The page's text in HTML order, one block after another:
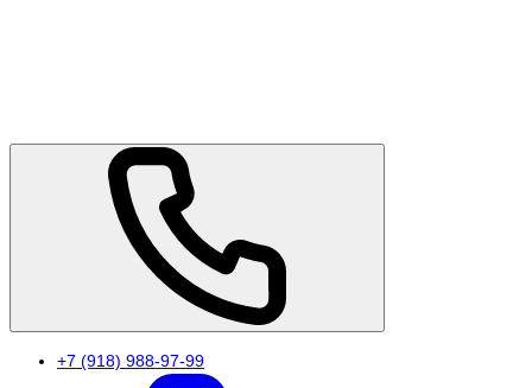
+7 (918) 988-97-99